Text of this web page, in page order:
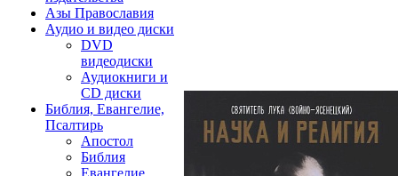
Азы Православия
Аудио и видео диски
DVD
видеодиски
Аудиокниги и
CD диски
Библия, Евангелие,
Псалтирь
Апостол
Библия
Евангелие